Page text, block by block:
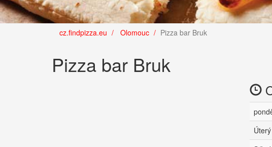
cz.findpizza.eu Olomouc Pizza bar Bruk
Pizza bar Bruk
Úterý